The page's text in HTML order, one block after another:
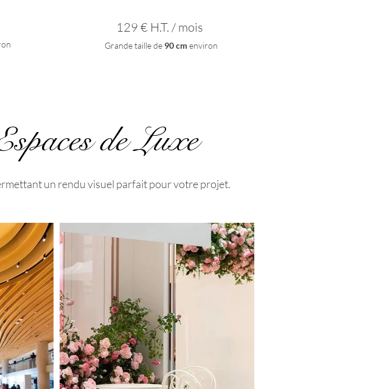
129 € H.T. / mois
Grande taille de 90 cm environ
de Luxe
un rendu visuel parfait pour votre projet.